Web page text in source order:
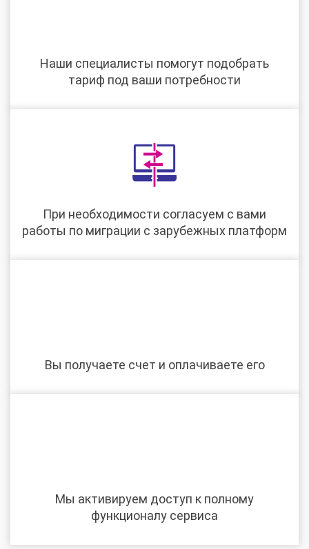
Наши специалисты помогут подобрать
тариф под ваши потребности
При необходимости согласуем с вами
работы по миграции с зарубежных платформ
Вы получаете счет и оплачиваете его
Мы активируем доступ к полному
функционалу сервиса